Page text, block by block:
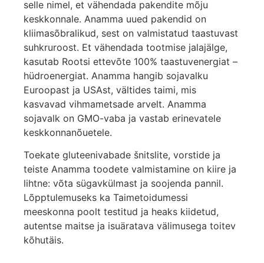
selle nimel, et vähendada pakendite mõju
keskkonnale. Anamma uued pakendid on
kliimasõbralikud, sest on valmistatud taastuvast
suhkruroost. Et vähendada tootmise jalajälge,
kasutab Rootsi ettevõte 100% taastuvenergiat –
hüdroenergiat. Anamma hangib sojavalku
Euroopast ja USAst, vältides taimi, mis
kasvavad vihmametsade arvelt. Anamma
sojavalk on GMO-vaba ja vastab erinevatele
keskkonnanõuetele.
Toekate gluteenivabade šnitslite, vorstide ja
teiste Anamma toodete valmistamine on kiire ja
lihtne: võta sügavkülmast ja soojenda pannil.
Lõpptulemuseks ka Taimetoidumessi
meeskonna poolt testitud ja heaks kiidetud,
autentse maitse ja isuäratava välimusega toitev
kõhutäis.